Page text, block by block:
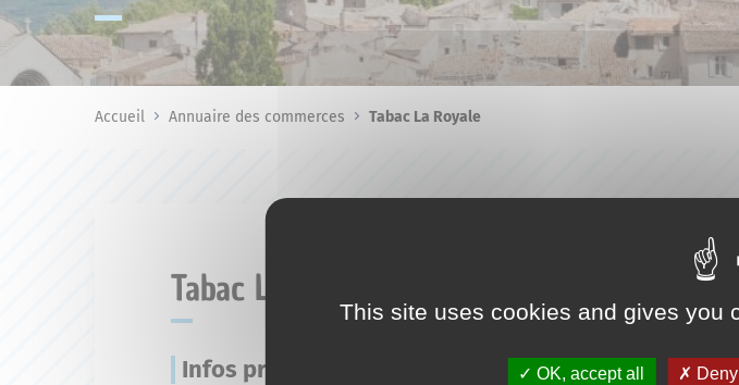
Accueil Annuaire des commerces Tabac La Royale
Tabac La Royale
Infos pratiques
This site uses cookies and gives you
OK, accept all